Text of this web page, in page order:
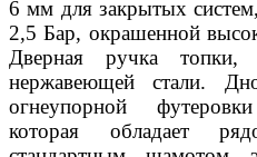
6 мм для закрытых
2,5 Бар, окрашенной
Дверная ручка топки,
нержавеющей стали.
огнеупорной
которая обладает